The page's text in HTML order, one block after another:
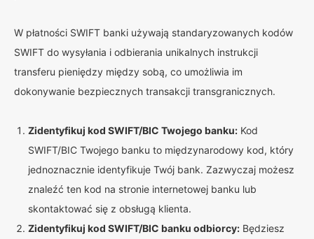
W płatności SWIFT banki używają standaryzowanych kodów
SWIFT do wysyłania i odbierania unikalnych instrukcji
transferu pieniędzy między sobą, co umożliwia im
dokonywanie bezpiecznych transakcji transgranicznych.
Zidentyfikuj kod SWIFT/BIC Twojego banku: Kod
SWIFT/BIC Twojego banku to międzynarodowy kod, który
jednoznacznie identyfikuje Twój bank. Zazwyczaj możesz
znaleźć ten kod na stronie internetowej banku lub
skontaktować się z obsługą klienta.
Zidentyfikuj kod SWIFT/BIC banku odbiorcy: Będziesz